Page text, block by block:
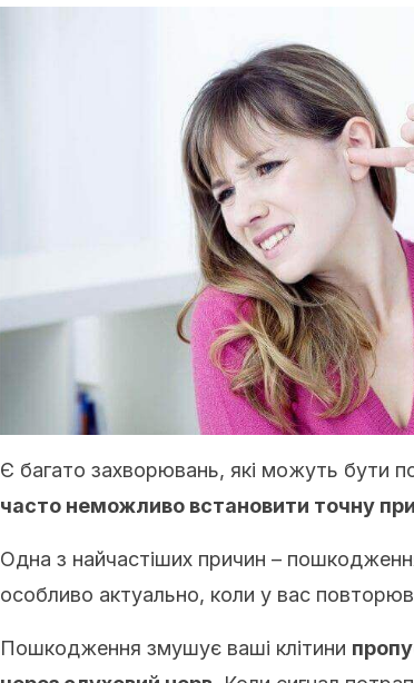
Є багато захворювань, які можуть бути
часто неможливо встановити точну
Одна з найчастіших причин –
особливо актуально, коли у вас
Пошкодження змушує ваші клітини